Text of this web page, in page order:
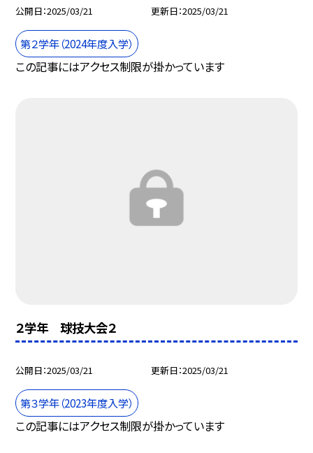
公開日 2025/03/21 更新日 2025/03/21
第２学年（2024年度入学）
この記事にはアクセス制限が掛かっています
２学年 球技大会２
公開日 2025/03/21 更新日 2025/03/21
第３学年（2023年度入学）
この記事にはアクセス制限が掛かっています